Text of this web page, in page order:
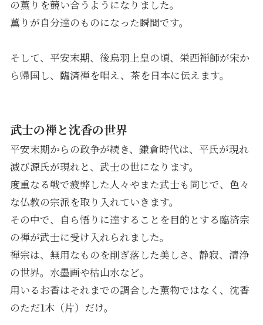
の薫りを競い合うようになりました。
薫りが自分達のものになった瞬間です。
そして、平安末期、後鳥羽上皇の頃、栄西禅師が宋か
ら帰国し、臨済禅を唱え、茶を日本に伝えます。
武士の禅と沈香の世界
平安末期からの政争が続き、鎌倉時代は、平氏が現れ
滅び源氏が現れと、武士の世になります。
度重なる戦で疲弊した人々やまた武士も同じで、色々
な仏教の宗派を取り入れていきます。
その中で、自ら悟りに達することを目的とする臨済宗
の禅が武士に受け入れられました。
禅宗は、無用なものを削ぎ落した美しさ、静寂、清浄
の世界。水墨画や枯山水など。
用いるお香はそれまでの調合した薫物ではなく、沈香
のただ1木（片）だけ。